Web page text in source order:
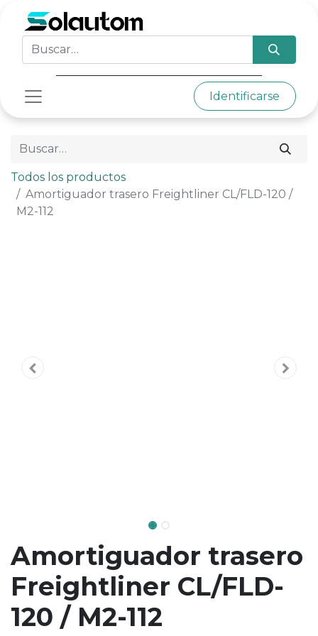
Identificarse
Todos los productos
Amortiguador trasero Freightliner CL/FLD-120 /
M2-112
Amortiguador trasero
Freightliner CL/FLD-
120 / M2-112